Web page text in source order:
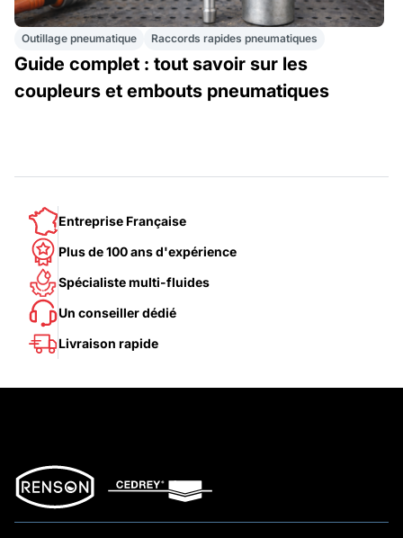
Outillage pneumatique Raccords rapides pneumatiques
Guide complet : tout savoir sur les
coupleurs et embouts pneumatiques
Entreprise Française
Plus de 100 ans d'expérience
Spécialiste multi-fluides
Un conseiller dédié
Livraison rapide